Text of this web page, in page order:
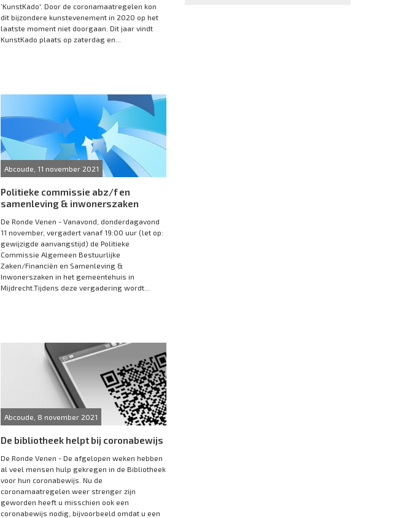
‘KunstKado'. Door de coronamaatregelen kon
dit bijzondere kunstevenement in 2020 op het
laatste moment niet doorgaan. Dit jaar vindt
KunstKado plaats op zaterdag en...
Abcoude, 11 november 2021
Politieke commissie abz/f en
samenleving & inwonerszaken
De Ronde Venen - Vanavond, donderdagavond
11 november, vergadert vanaf 19:00 uur (let op:
gewijzigde aanvangstijd) de Politieke
Commissie Algemeen Bestuurlijke
Zaken/Financiën en Samenleving &
Inwonerszaken in het gemeentehuis in
Mijdrecht.Tijdens deze vergadering wordt...
Abcoude, 8 november 2021
De bibliotheek helpt bij coronabewijs
De Ronde Venen - De afgelopen weken hebben
al veel mensen hulp gekregen in de Bibliotheek
voor hun coronabewijs. Nu de
coronamaatregelen weer strenger zijn
geworden heeft u misschien ook een
coronabewijs nodig, bijvoorbeeld omdat u een